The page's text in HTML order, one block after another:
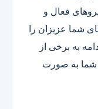
فعال و
شما عزیزان را
به برخی از
شما به صورت